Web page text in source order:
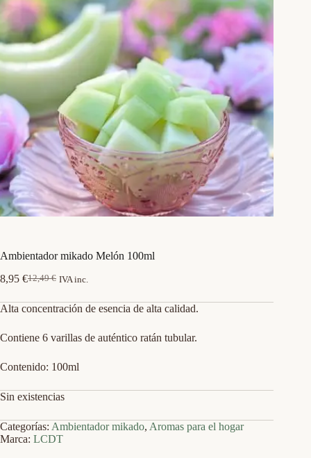
Ambientador mikado Melón 100ml
12,49€
El
original
12,49 €.
8,95 €El
actual
8,95 €.
IVA inc.
Alta concentración de esencia de alta calidad.
Contiene 6 varillas de auténtico ratán tubular.
Contenido: 100ml
Sin existencias
Categorías: Ambientador mikado, Aromas para el hogar
Marca: LCDT